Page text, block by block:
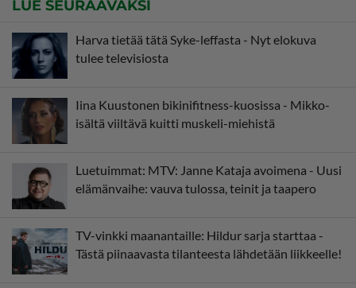
LUE SEURAAVAKSI
Harva tietää tätä Syke-leffasta - Nyt elokuva
tulee televisiosta
Iina Kuustonen bikinifitness-kuosissa - Mikko-
isältä viiltävä kuitti muskeli-miehistä
Luetuimmat: MTV: Janne Kataja avoimena - Uusi
elämänvaihe: vauva tulossa, teinit ja taapero
TV-vinkki maanantaille: Hildur sarja starttaa -
Tästä piinaavasta tilanteesta lähdetään liikkeelle!